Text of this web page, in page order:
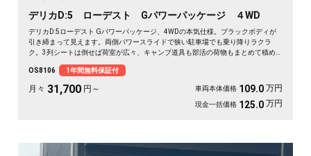
デリカD:5 ローデスト Gパワーパッケージ ４WD
デリカD:5ローデスト Gパワーパッケージ、4WDの本気仕様。ブラックボディが
引き締まって見えます。両側パワースライドで狭い駐車場でも乗り降りラクラ
ク。3列シートは倒せば荷室が広々、キャンプ道具も部活の荷物もまとめて積め
遠出も、これ一台で頼れる相棒に🚗✨💺🙌。安心して長く乗れる《1年保証付》で
す😊
OS8106 1年間無料保証付
月々 31,700 円～ 車両本体価格 109.0 万円
現金一括価格 125.0 万円